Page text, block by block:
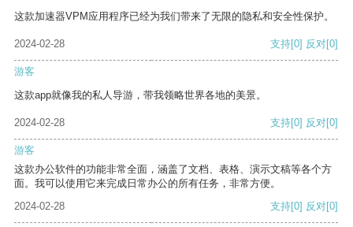
这款加速器VPM应用程序已经为我们带来了无限的隐私和安全性保护。
2024-02-28 支持[0] 反对[0]
游客
这款app就像我的私人导游，带我领略世界各地的美景。
2024-02-28 支持[0] 反对[0]
游客
这款办公软件的功能非常全面，涵盖了文档、表格、演示文稿等各个方
面。我可以使用它来完成日常办公的所有任务，非常方便。
2024-02-28
支持[0] 反对[0]